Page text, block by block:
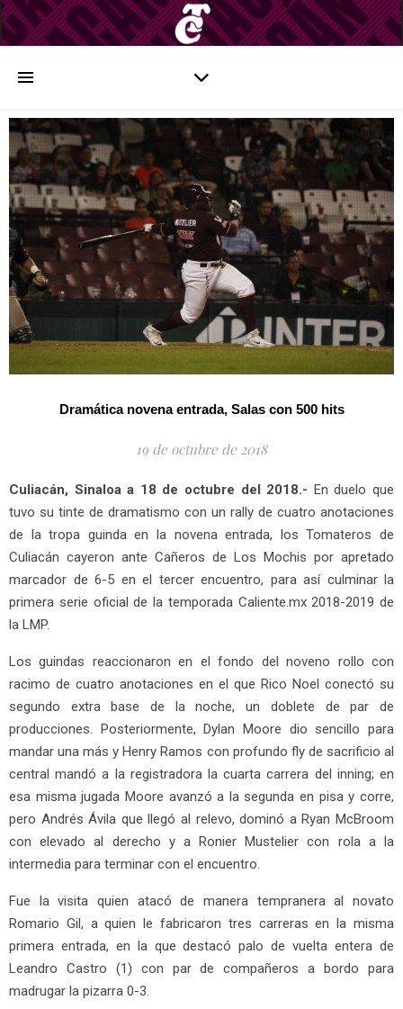
Dramática novena entrada, Salas con 500 hits
19 de octubre de 2018
Culiacán, Sinaloa a 18 de octubre del 2018.- En duelo que
tuvo su tinte de dramatismo con un rally de cuatro anotaciones
de la tropa guinda en la novena entrada, los Tomateros de
Culiacán cayeron ante Cañeros de Los Mochis por apretado
marcador de 6-5 en el tercer encuentro, para así culminar la
primera serie oficial de la temporada Caliente.mx 2018-2019 de
la LMP.
Los guindas reaccionaron en el fondo del noveno rollo con
racimo de cuatro anotaciones en el que Rico Noel conectó su
segundo extra base de la noche, un doblete de par de
producciones. Posteriormente, Dylan Moore dio sencillo para
mandar una más y Henry Ramos con profundo fly de sacrificio al
central mandó a la registradora la cuarta carrera del inning; en
esa misma jugada Moore avanzó a la segunda en pisa y corre,
pero Andrés Ávila que llegó al relevo, dominó a Ryan McBroom
con elevado al derecho y a Ronier Mustelier con rola a la
intermedia para terminar con el encuentro.
Fue la visita quien atacó de manera tempranera al novato
Romario Gil, a quien le fabricaron tres carreras en la misma
primera entrada, en la que destacó palo de vuelta entera de
Leandro Castro (1) con par de compañeros a bordo para
madrugar la pizarra 0-3.